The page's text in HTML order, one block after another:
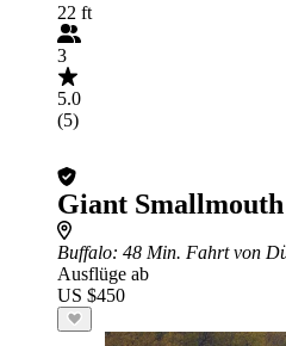
22 ft
3
5.0
(5)
Giant
Buffalo: 48 Min. Fahrt von
Ausflüge ab
US $450